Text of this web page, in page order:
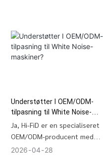
Understøtter I OEM/ODM-
tilpasning til White Noise-
maskiner?
Ja, Hi-FiD er en specialiseret
OEM/ODM-producent med
over 17 års erfaring. Vi tilbyder
2026 04 28